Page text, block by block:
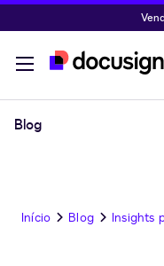
Pular para o conteúdo
Blog
Início Blog Insights